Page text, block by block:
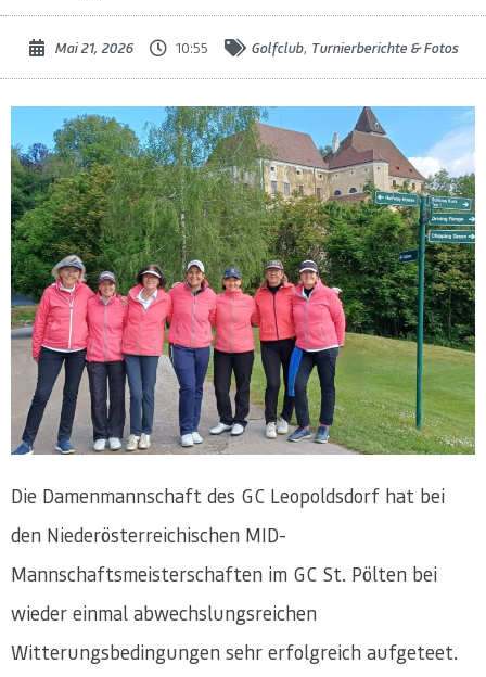
Mai 21, 2026 10:55 Golfclub, Turnierberichte & Fotos
Die Damenmannschaft des GC Leopoldsdorf hat bei
den Niederösterreichischen MID-
Mannschaftsmeisterschaften im GC St. Pölten bei
wieder einmal abwechslungsreichen
Witterungsbedingungen sehr erfolgreich aufgeteet.